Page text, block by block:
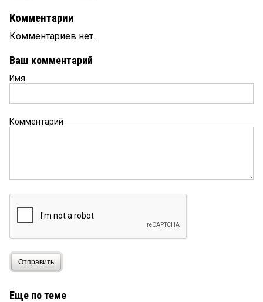
Комментарии
Комментариев нет.
Ваш комментарий
Имя
Комментарий
Отправить
Еще по теме